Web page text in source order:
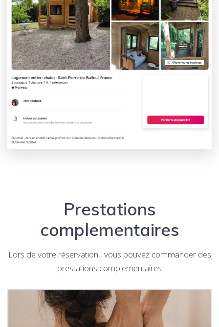
Prestations
complementaires
Lors de votre réservation , vous pouvez commander des
prestations complementaires